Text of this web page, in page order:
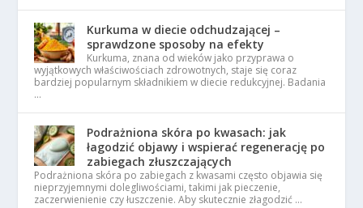
Kurkuma w diecie odchudzającej –
sprawdzone sposoby na efekty
Kurkuma, znana od wieków jako przyprawa o
wyjątkowych właściwościach zdrowotnych, staje się coraz
bardziej popularnym składnikiem w diecie redukcyjnej. Badania
…
Podrażniona skóra po kwasach: jak
łagodzić objawy i wspierać regenerację po
zabiegach złuszczających
Podrażniona skóra po zabiegach z kwasami często objawia się
nieprzyjemnymi dolegliwościami, takimi jak pieczenie,
zaczerwienienie czy łuszczenie. Aby skutecznie złagodzić …